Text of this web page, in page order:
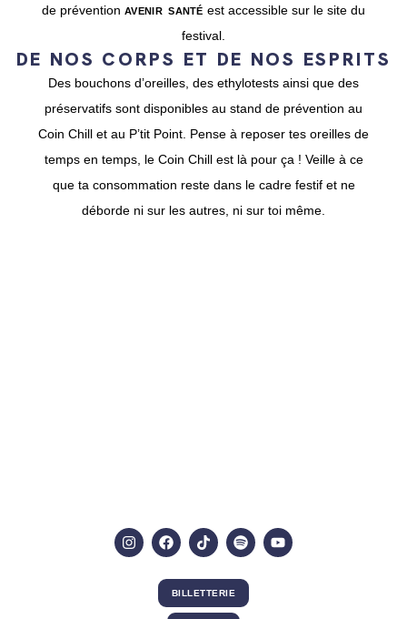
de préventionAVENIR SANTÉ est accessible sur le site du
festival.
DE NOS CORPS ET DE NOS ESPRITS
Des bouchons d’oreilles, des ethylotests ainsi que des
préservatifs sont disponibles au stand de prévention au
Coin Chill et au P’tit Point. Pense à reposer tes oreilles de
temps en temps, le Coin Chill est là pour ça ! Veille à ce
que ta consommation reste dans le cadre festif et ne
déborde ni sur les autres, ni sur toi même.
BILLETTERIE